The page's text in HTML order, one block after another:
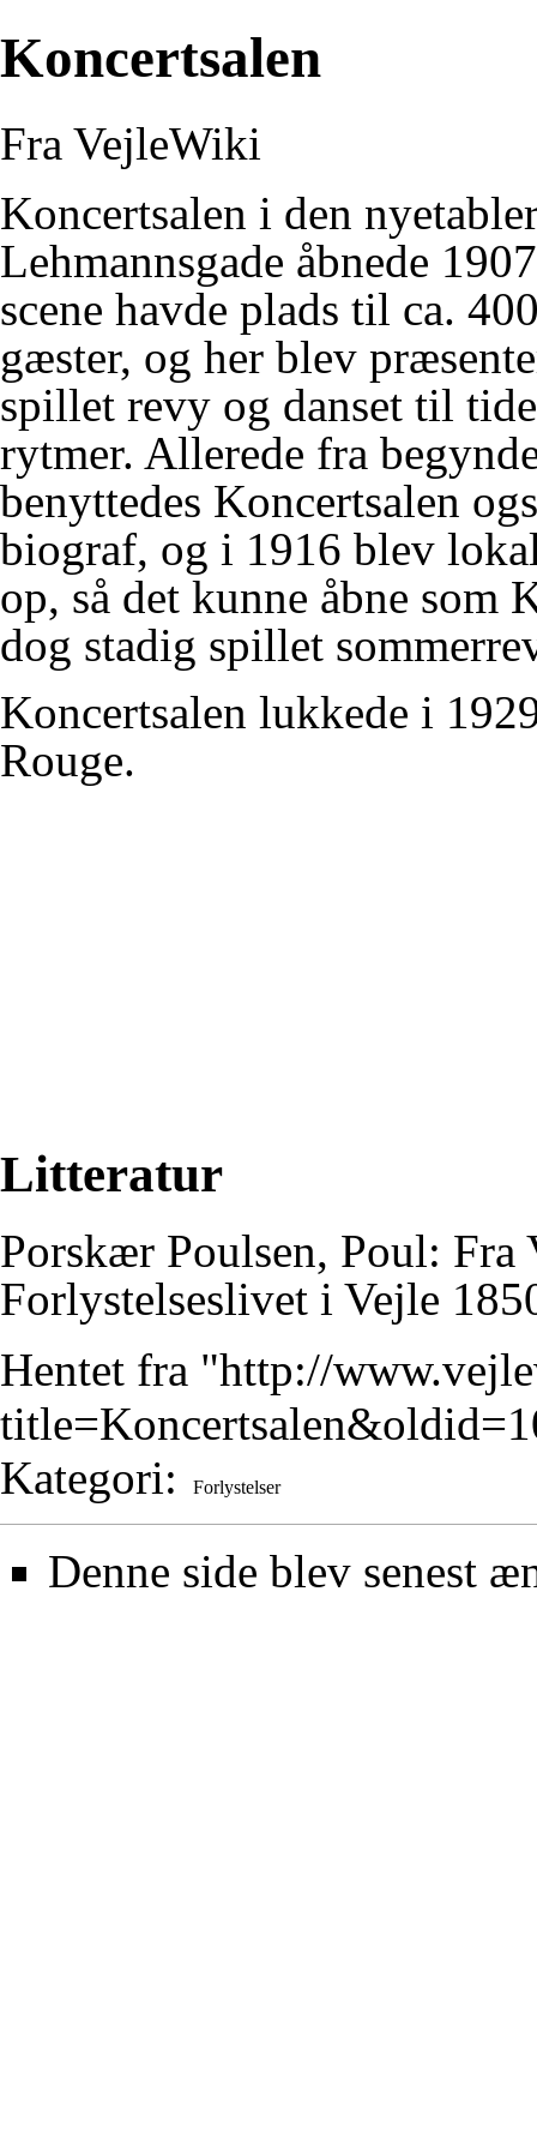
Koncertsalen
Fra VejleWiki
Koncertsalen i den
Lehmannsgade åbnede
scene havde plads til ca.
gæster, og her blev
spillet revy og danset til
rytmer. Allerede fra
benyttedes Koncertsalen
biograf, og i 1916 blev
op, så det kunne åbne som
dog stadig spillet
Koncertsalen lukkede i
Rouge.
Litteratur
Porskær Poulsen, Poul:
Forlystelseslivet i Vejle
Hentet fra "http://
Kategori: Forlystelser
Denne side blev senest